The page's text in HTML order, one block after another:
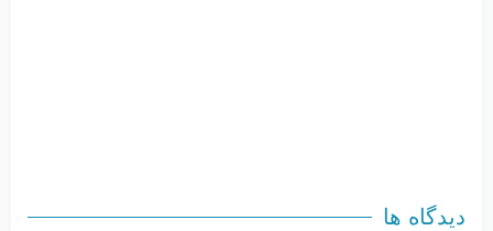
دیدگاه ها